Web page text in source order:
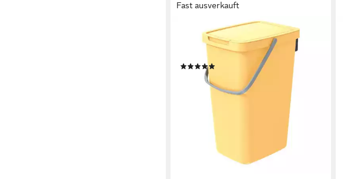
Fast ausverkauft
Mülleimer, Mülltrennbehälter
Systema Q 20l
16,85 €
lieferbar - in 2-3 Werktagen bei dir